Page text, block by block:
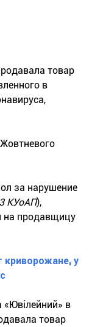
товар
в
за нарушение
КУоАП),
на продавщицу
криворожане, у
в
товар